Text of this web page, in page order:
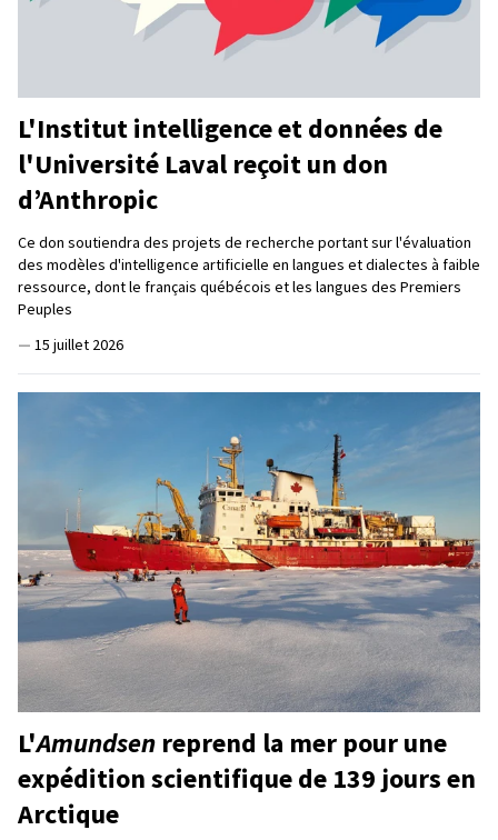
L'Institut intelligence et données de
l'Université Laval reçoit un don
d’Anthropic
Ce don soutiendra des projets de recherche portant sur l'évaluation
des modèles d'intelligence artificielle en langues et dialectes à faible
ressource, dont le français québécois et les langues des Premiers
Peuples
— 15 juillet 2026
L'Amundsen reprend la mer pour une
expédition scientifique de 139 jours en
Arctique